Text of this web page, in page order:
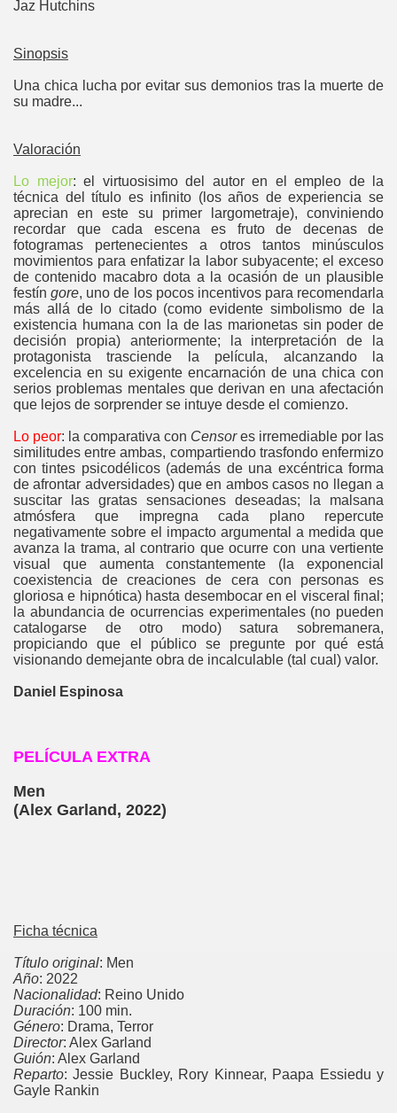
Jaz Hutchins
Sinopsis
Una chica lucha por evitar sus demonios tras la muerte de
su madre...
Valoración
Lo mejor: el virtuosisimo del autor en el empleo de la
técnica del título es infinito (los años de experiencia se
aprecian en este su primer largometraje), conviniendo
recordar que cada escena es fruto de decenas de
fotogramas pertenecientes a otros tantos minúsculos
movimientos para enfatizar la labor subyacente; el exceso
de contenido macabro dota a la ocasión de un plausible
festíngore, uno de los pocos incentivos para recomendarla
más allá de lo citado (como evidente simbolismo de la
existencia humana con la de las marionetas sin poder de
decisión propia) anteriormente; la interpretación de la
protagonista trasciende la película, alcanzando la
excelencia en su exigente encarnación de una chica con
serios problemas mentales que derivan en una afectación
que lejos de sorprender se intuye desde el comienzo.
Lo peor: la comparativa con Censores irremediable por las
similitudes entre ambas, compartiendo trasfondo enfermizo
con tintes psicodélicos (además de una excéntrica forma
de afrontar adversidades) que en ambos casos no llegan a
suscitar las gratas sensaciones deseadas; la malsana
atmósfera que impregna cada plano repercute
negativamente sobre el impacto argumental a medida que
avanza la trama, al contrario que ocurre con una vertiente
visual que aumenta constantemente (la exponencial
coexistencia de creaciones de cera con personas es
gloriosa e hipnótica) hasta desembocar en el visceral final;
la abundancia de ocurrencias experimentales (no pueden
catalogarse de otro modo) satura sobremanera,
propiciando que el público se pregunte por qué está
visionando demejante obra de incalculable (tal cual) valor.
Daniel Espinosa
PELÍCULA EXTRA
Men
(Alex Garland, 2022)
Ficha técnica
Título original: Men
Año: 2022
Nacionalidad: Reino Unido
Duración: 100 min.
Género: Drama, Terror
Director: Alex Garland
Guión: Alex Garland
Reparto: Jessie Buckley, Rory Kinnear, Paapa Essiedu y
Gayle Rankin